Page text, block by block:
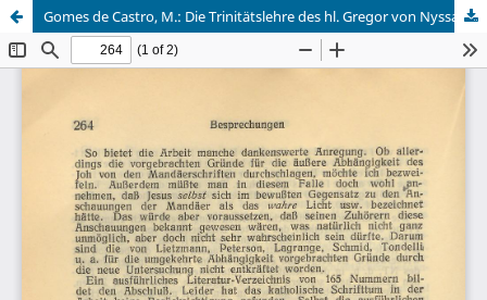
Gomes de Castro, M.: Die Trinitätslehre des hl. Gregor von Nyssa ...